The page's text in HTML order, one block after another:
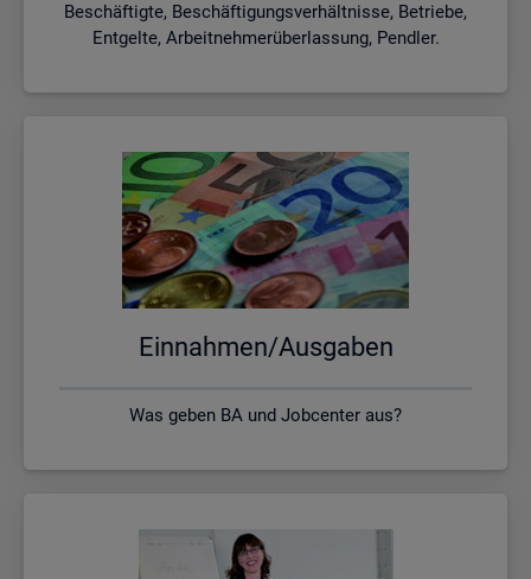
Beschäftigte, Beschäftigungsverhältnisse, Betriebe,
Entgelte, Arbeitnehmerüberlassung, Pendler.
Ein­nah­men/Aus­ga­ben
Was geben BA und Jobcenter aus?